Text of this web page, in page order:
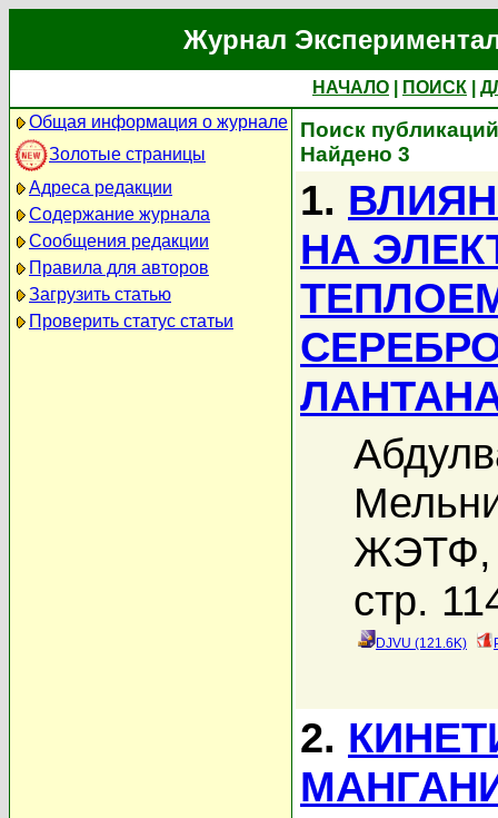
Журнал
НАЧАЛО ПОИСК
Общая информация о журнале
Золотые страницы
Адреса редакции
Содержание журнала
Сообщения редакции
Правила для авторов
Загрузить статью
Проверить статус статьи
Поиск
Найдено 3
1.
НА
ЖЭТФ,
стр.
DJVU (121.6K)
2.